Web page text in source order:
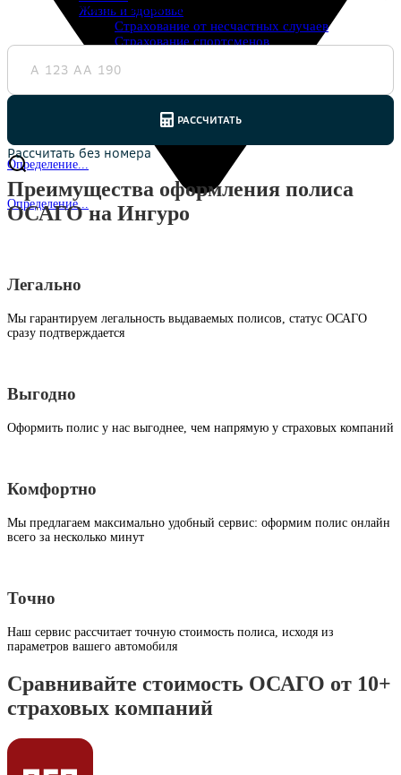
Определение...
Определение...
Жизнь и здоровье
Страхование от несчастных случаев
Страхование спортсменов
ДМС онлайн
электронный вариант, надежная защита авто.
Преимущества оформления полиса
ОСАГО на Ингуро
Легально
Мы гарантируем легальность выдаваемых полисов, статус ОСАГО
сразу подтверждается
Выгодно
Оформить полис у нас выгоднее, чем напрямую у страховых компаний
Комфортно
Мы предлагаем максимально удобный сервис: оформим полис онлайн
всего за несколько минут
Точно
Наш сервис рассчитает точную стоимость полиса, исходя из
параметров вашего автомобиля
Сравнивайте стоимость ОСАГО от 10+
страховых компаний